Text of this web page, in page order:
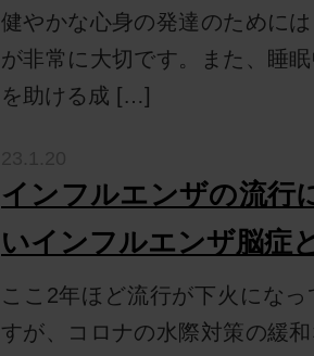
健やかな心身の発達のために
が非常に大切です。また、睡
を助ける成 […]
インフルエンザの流行
いインフルエンザ脳症
ここ2年ほど流行が下火にな
すが、コロナの水際対策の緩